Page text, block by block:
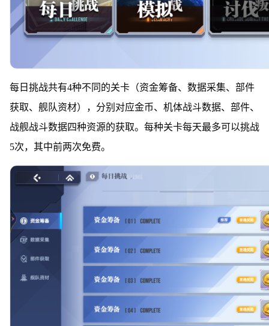
每日挑战共有4种不同的关卡（资金筹备、数据采集、部件
获取、舰队资材），分别对应金币、机体战斗数据、部件、
战舰战斗数据四种资源的获取。每种关卡每天最多可以挑战
5次，其中前两次免费。